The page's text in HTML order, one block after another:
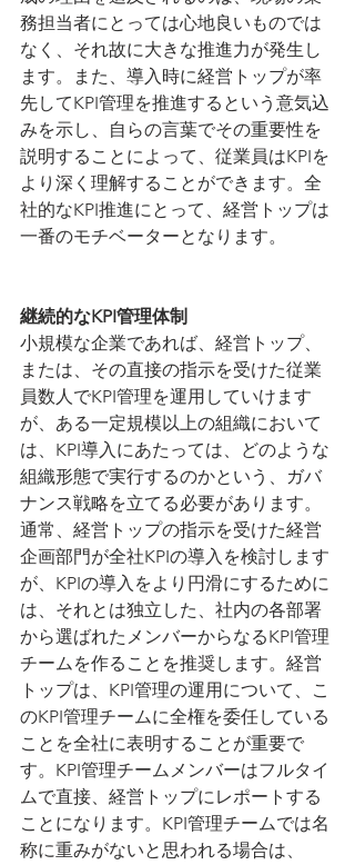
務担当者にとっては心地良いものでは
なく、それ故に大きな推進力が発生し
ます。また、導入時に経営トップが率
先してKPI管理を推進するという意気込
みを示し、自らの言葉でその重要性を
説明することによって、従業員はKPIを
より深く理解することができます。全
社的なKPI推進にとって、経営トップは
一番のモチベーターとなります。
継続的なKPI管理体制
小規模な企業であれば、経営トップ、
または、その直接の指示を受けた従業
員数人でKPI管理を運用していけます
が、ある一定規模以上の組織において
は、KPI導入にあたっては、どのような
組織形態で実行するのかという、ガバ
ナンス戦略を立てる必要があります。
通常、経営トップの指示を受けた経営
企画部門が全社KPIの導入を検討します
が、KPIの導入をより円滑にするために
は、それとは独立した、社内の各部署
から選ばれたメンバーからなるKPI管理
チームを作ることを推奨します。経営
トップは、KPI管理の運用について、こ
のKPI管理チームに全権を委任している
ことを全社に表明することが重要で
す。KPI管理チームメンバーはフルタイ
ムで直接、経営トップにレポートする
ことになります。KPI管理チームでは名
称に重みがないと思われる場合は、